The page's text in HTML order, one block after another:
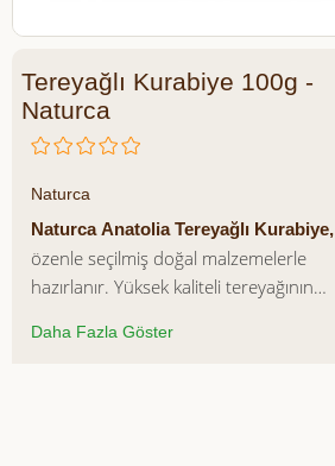
Tereyağlı Kurabiye 100g -
Naturca
Naturca
NaturcaAnatolia Tereyağlı Kurabiye,
özenle seçilmiş doğal malzemelerle
hazırlanır. Yüksek kaliteli tereyağının
dokusu ile çay ve kahve molalarınıza tat
Daha Fazla Göster